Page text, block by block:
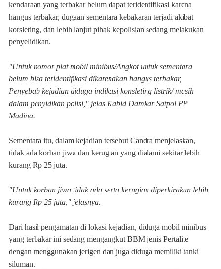
kendaraan yang terbakar belum dapat teridentifikasi karena
hangus terbakar, dugaan sementara kebakaran terjadi akibat
korsleting, dan lebih lanjut pihak kepolisian sedang melakukan
penyelidikan.
"Untuk nomor plat mobil minibus/Angkot untuk sementara
belum bisa teridentifikasi dikarenakan hangus terbakar,
Penyebab kejadian diduga indikasi konsleting listrik/ masih
dalam penyidikan polisi," jelas Kabid Damkar Satpol PP
Madina.
Sementara itu, dalam kejadian tersebut Candra menjelaskan,
tidak ada korban jiwa dan kerugian yang dialami sekitar lebih
kurang Rp 25 juta.
"Untuk korban jiwa tidak ada serta kerugian diperkirakan lebih
kurang Rp 25 juta," jelasnya.
Dari hasil pengamatan di lokasi kejadian, diduga mobil minibus
yang terbakar ini sedang mengangkut BBM jenis Pertalite
dengan menggunakan jerigen dan juga diduga memiliki tanki
siluman.